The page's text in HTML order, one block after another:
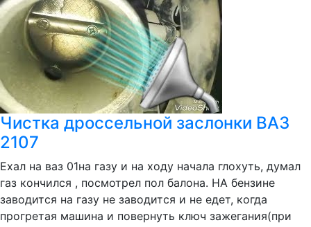
Чистка дроссельной заслонки ВАЗ
2107
Ехал на ваз 01на газу и на ходу начала глохуть, думал
газ кончился , посмотрел пол балона. НА бензине
заводится на газу не заводится и не едет, когда
прогретая машина и повернуть ключ зажегания(при